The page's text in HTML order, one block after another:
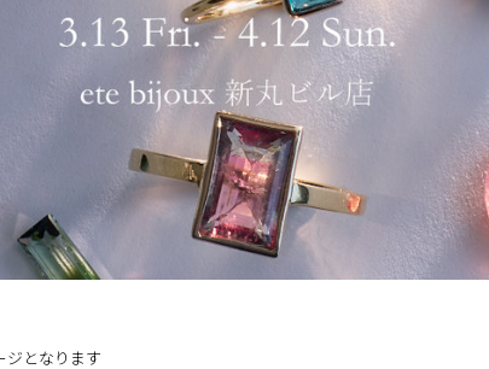
ジとなります